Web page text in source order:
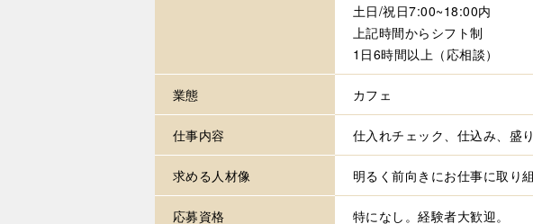
土日/祝日7:00~18:00内
上記時間からシフト制
1日6時間以上（応相談）
業態 カフェ
仕事内容 仕入れチェック、仕込み、盛
求める 人材像 明るく前向きにお仕事に取り
応募資格 特になし。経験者大歓迎。